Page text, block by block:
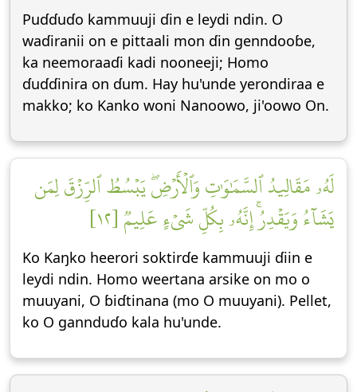
Puɗɗuɗo kammuuji ɗin e leydi ndin. O
waɗiranii on e pittaali mon ɗin genndooɓe,
ka neemoraaɗi kadi nooneeji; Homo
ɗuɗɗinira on ɗum. Hay hu'unde yerondiraa e
makko; ko Kanko woni Nanoowo, ji'oowo On.
لَهُۥ مَقَالِيدُ ٱلسَّمَٰوَٰتِ وَٱلۡأَرۡضِۖ يَبۡسُطُ ٱلرِّزۡقَ لِمَن
يَشَآءُ وَيَقۡدِرُۚ إِنَّهُۥ بِكُلِّ شَيۡءٍ عَلِيمٞ [١٢]
Ko Kaŋko heerori soktirɗe kammuuji ɗiin e
leydi ndin. Homo weertana arsike on mo o
muuyani, O ɓiɗtinana (mo O muuyani). Pellet,
ko O gannduɗo kala hu'unde.